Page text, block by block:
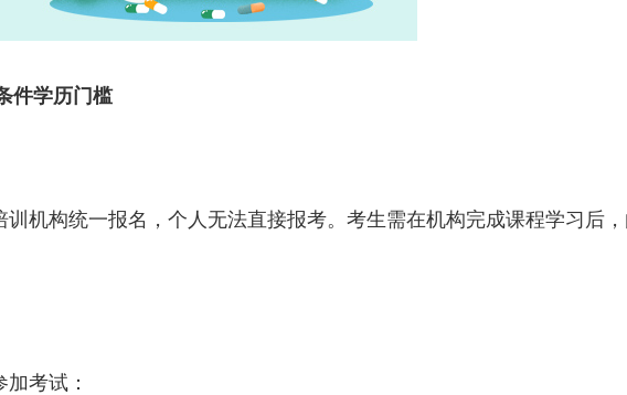
件学历门槛
机构统一报名，个人无法直接报考。考生需在机构完成课程学习后
考试：